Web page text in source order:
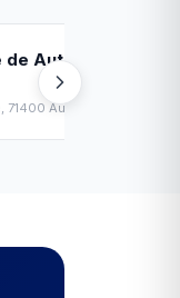
Autun
, 71400 Autun